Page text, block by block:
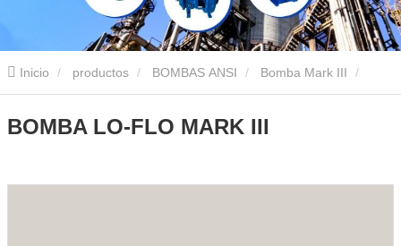
Inicio productos BOMBAS ANSI Bomba Mark III
BOMBA LO-FLO MARK III
BOMBA LO-FLO MARK III